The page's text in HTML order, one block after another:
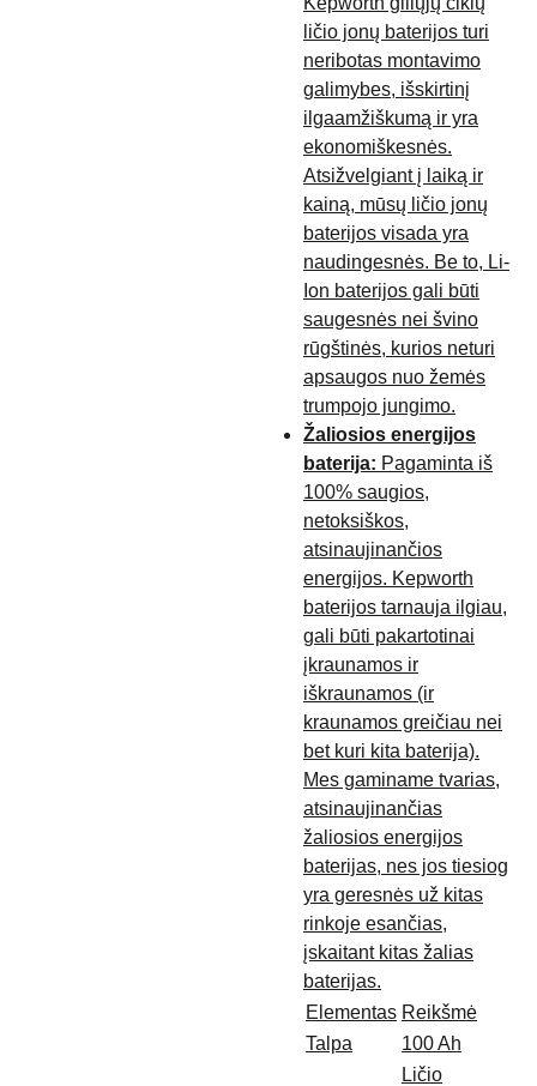
ličio jonų baterijos turi
neribotas montavimo
galimybes, išskirtinį
ilgaamžiškumą ir yra
ekonomiškesnės.
Atsižvelgiant į laiką ir
kainą, mūsų ličio jonų
baterijos visada yra
naudingesnės. Be to, Li-
Ion baterijos gali būti
saugesnės nei švino
rūgštinės, kurios neturi
apsaugos nuo žemės
trumpojo jungimo.
Žaliosios energijos
baterija: Pagaminta iš
100% saugios,
netoksiškos,
atsinaujinančios
energijos. Kepworth
baterijos tarnauja ilgiau,
gali būti pakartotinai
įkraunamos ir
iškraunamos (ir
kraunamos greičiau nei
bet kuri kita baterija).
Mes gaminame tvarias,
atsinaujinančias
žaliosios energijos
baterijas, nes jos tiesiog
yra geresnės už kitas
rinkoje esančias,
įskaitant kitas žalias
baterijas.
Elementas Reikšmė
Talpa
100 Ah
Ličio